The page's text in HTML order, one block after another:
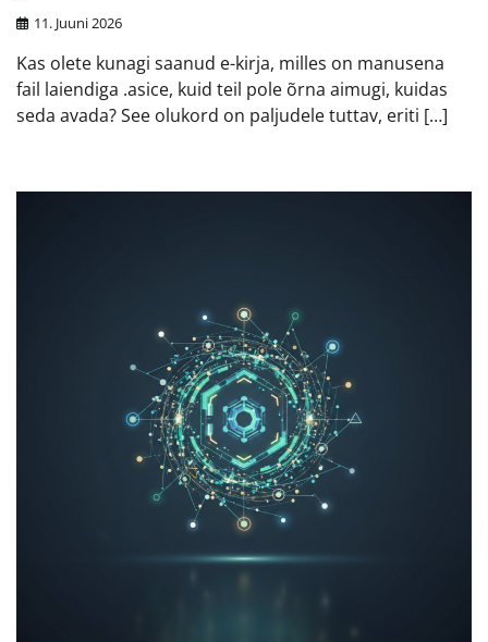
11. Juuni 2026
Kas olete kunagi saanud e-kirja, milles on manusena
fail laiendiga .asice, kuid teil pole õrna aimugi, kuidas
seda avada? See olukord on paljudele tuttav, eriti […]